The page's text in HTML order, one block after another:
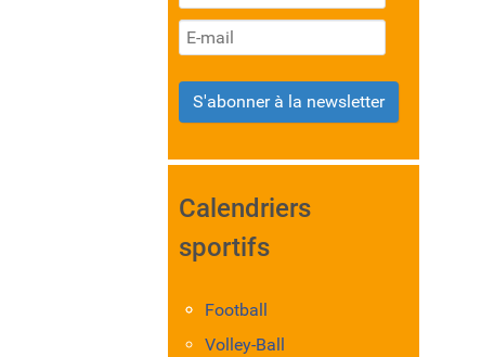
S'abonner à la newsletter
Calendriers
sportifs
Football
Volley-Ball